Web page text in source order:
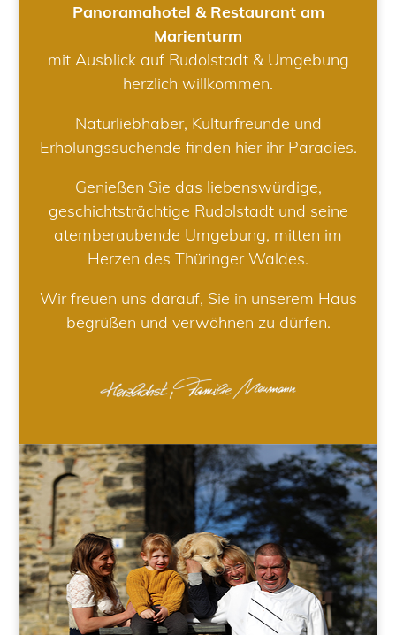
Panoramahotel & Restaurant am
Marienturm
mit Ausblick auf Rudolstadt & Umgebung
herzlich willkommen.
Naturliebhaber, Kulturfreunde und
Erholungssuchende finden hier ihr Paradies.
Genießen Sie das liebenswürdige,
geschichtsträchtige Rudolstadt und seine
atemberaubende Umgebung, mitten im
Herzen des Thüringer Waldes.
Wir freuen uns darauf, Sie in unserem Haus
begrüßen und verwöhnen zu dürfen.